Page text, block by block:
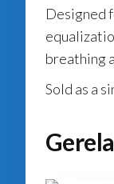
Designed
breathing
Sold as a